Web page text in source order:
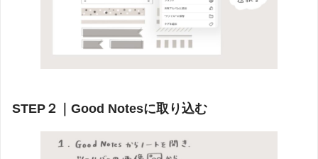
STEP２｜Good Notesに取り込む